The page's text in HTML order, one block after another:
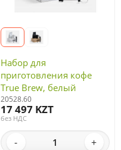
Набор для
приготовления кофе
True Brew, белый
20528.60
17 497 KZT
без НДС
- +